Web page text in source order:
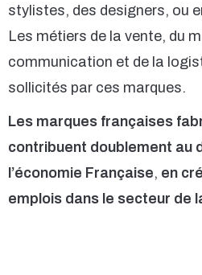
stylistes, des designers, ou
Les métiers de la vente, du
communication et de la
sollicités par ces marques.
Les marques françaises
contribuent doublement au
l’économie Française, en
emplois dans le secteur de